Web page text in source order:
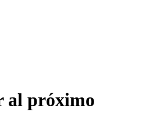
al próximo